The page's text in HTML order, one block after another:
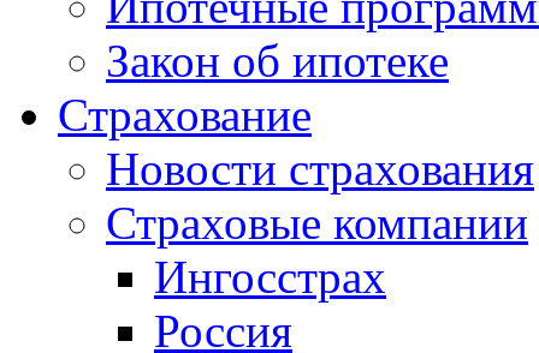
Закон об ипотеке
Страхование
Новости страхования
Страховые компании
Ингосстрах
Россия